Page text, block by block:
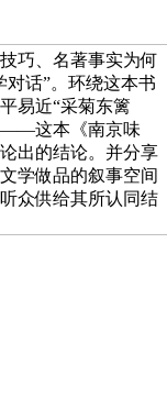
巧、名著事实为何
话”。环绕这本书
易近“采菊东篱
——这本《南京味
出的结论。并分享
学做品的叙事空间
众供给其所认同结